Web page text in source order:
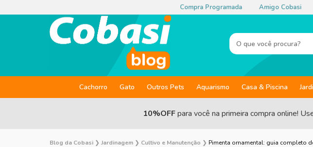
Compra Programada Amigo Cobasi
Cachorro Gato Outros Pets Aquarismo Casa & Piscina
10%OFFpara você na primeira compra online!
Blog da Cobasi ❯ Jardinagem ❯ Cultivo e Manutenção ❯ Pimenta ornamental: guia completo